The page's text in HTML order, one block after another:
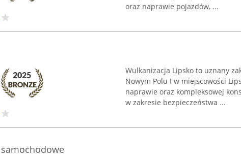
oraz naprawie pojazdów, ...
Wulkanizacja Lipsko to uznany
Nowym Polu I w miejscowości
naprawie oraz kompleksowej
w zakresie bezpieczeństwa ...